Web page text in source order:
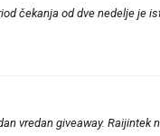
čekanja od dve nedelje je
vredan giveaway. Raijintek